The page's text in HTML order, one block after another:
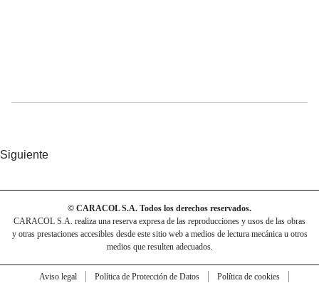
Siguiente
© CARACOL S.A. Todos los derechos reservados.
CARACOL S.A. realiza una reserva expresa de las reproducciones y usos de las obras
y otras prestaciones accesibles desde este sitio web a medios de lectura mecánica u otros
medios que resulten adecuados.
Aviso legal Política de Protección de Datos
Política de cookies